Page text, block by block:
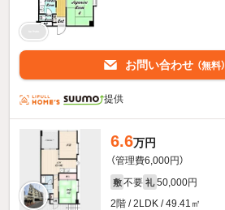
お問い合わせ （無料）
提供
6.6万円
（管理費6,000円）
敷 不要 礼 50,000円
2階 / 2LDK / 49.41㎡